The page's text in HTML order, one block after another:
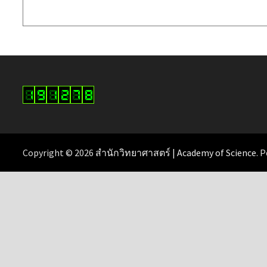
Copyright © 2026 สำนักวิทยาศาสตร์ | Academy of Science.